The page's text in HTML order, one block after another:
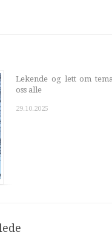
Lekende og lett om
oss alle
29.10.2025